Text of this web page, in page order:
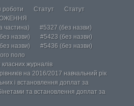
роботи Статут
Статут
частина)
#5327 (без назви)
назви)
#5423 (без назви)
назви)
#5436 (без назви)
поло
журналів
на 2016/2017 навчальний рік
і встановлення доплат за
та встановлення доплат за